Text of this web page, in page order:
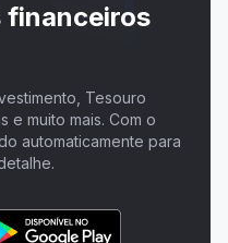
financeiros
Tesouro
e muito mais. Com o
automaticamente para